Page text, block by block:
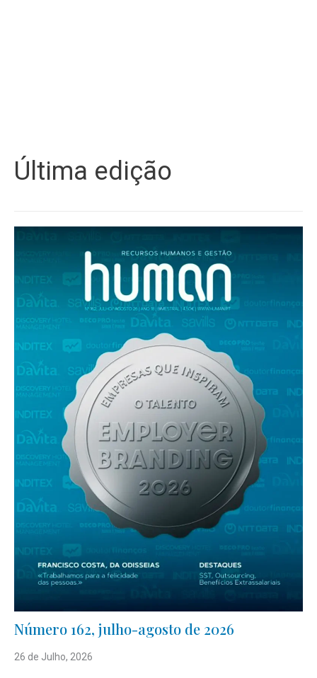
Última edição
Número 162, julho-agosto de 2026
26 de Julho, 2026